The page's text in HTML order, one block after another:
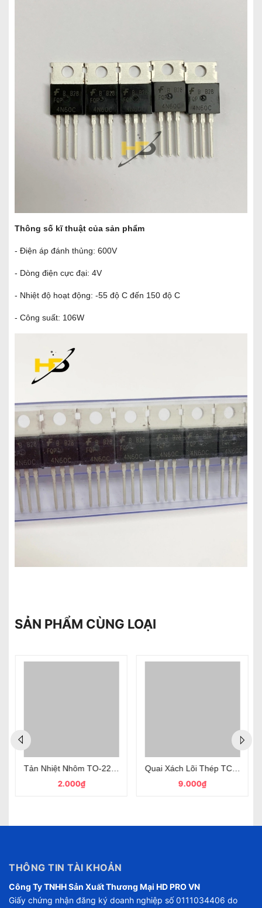
Thông số kĩ thuật của sản phẩm
- Điện áp đánh thủng: 600V
- Dòng điện cực đại: 4V
- Nhiệt độ hoạt động: -55 độ C đến 150 độ C
- Công suất: 106W
SẢN PHẨM CÙNG LOẠI
Vệ Rò Điện
25V TO-92 chân cắm loại tốt
Tản Nhiệt Nhôm TO-220 Kích Thước 15x10x35mm Màu Trắng
2.000₫
Quai Xách Lõi Thép TC2 Dài
9.000₫
THÔNG TIN TÀI KHOẢN
Công Ty TNHH Sản Xuất Thương Mại HD PRO VN
Giấy chứng nhận đăng ký doanh nghiệp số 0111034406 do